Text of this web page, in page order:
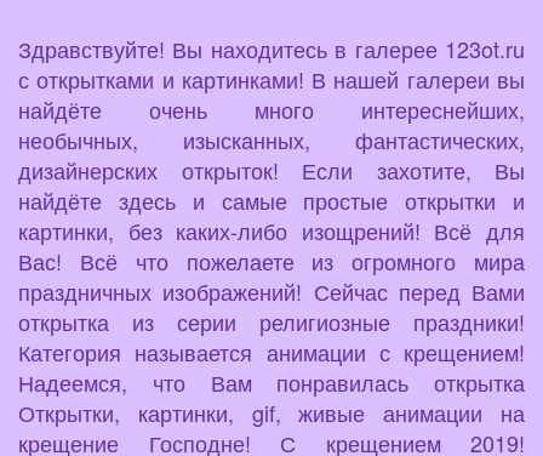
Здравствуйте! Вы находитесь в галерее 123ot.ru
с открытками и картинками! В нашей галереи вы
найдёте очень много интереснейших,
необычных, изысканных, фантастических,
дизайнерских открыток! Если захотите, Вы
найдёте здесь и самые простые открытки и
картинки, без каких-либо изощрений! Всё для
Вас! Всё что пожелаете из огромного мира
праздничных изображений! Сейчас перед Вами
открытка из серии религиозные праздники!
Категория называется анимации с крещением!
Надеемся, что Вам понравилась открытка
Открытки, картинки, gif, живые анимации на
крещение Господне! С крещением 2019!